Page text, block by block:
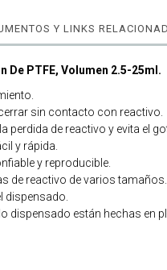
Y LINKS
De PTFE, Volumen 2.5-25ml .
sin contacto con reactivo.
perdida de reactivo y evita el
y rápida.
y reproducible.
de reactivo de varios tamaños.
dispensado.
están hechas en